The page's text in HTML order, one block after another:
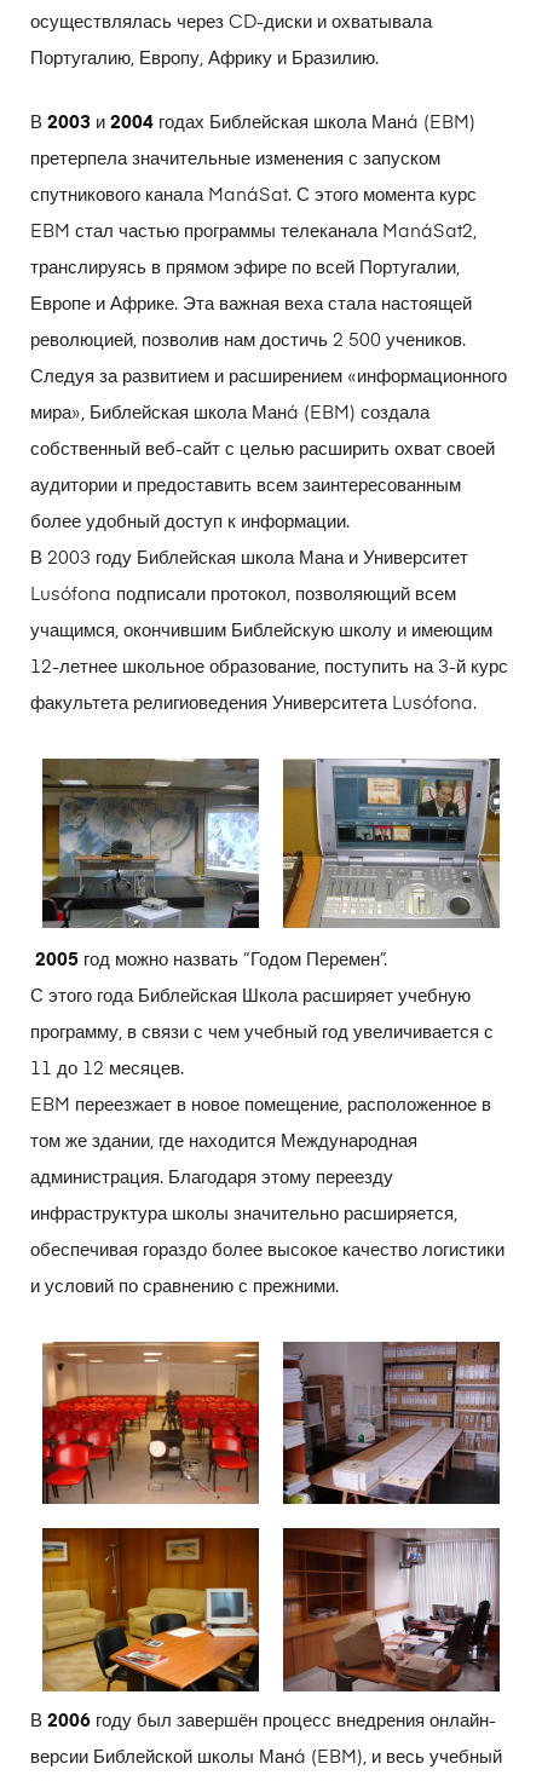
осуществлялась через CD-диски и охватывала
Португалию, Европу, Африку и Бразилию.
В 2003 и 2004 годах Библейская школа Манá (EBM)
претерпела значительные изменения с запуском
спутникового канала ManáSat. С этого момента курс
EBM стал частью программы телеканала ManáSat2,
транслируясь в прямом эфире по всей Португалии,
Европе и Африке. Эта важная веха стала настоящей
революцией, позволив нам достичь 2 500 учеников.
Следуя за развитием и расширением «информационного
мира», Библейская школа Манá (EBM) создала
собственный веб-сайт с целью расширить охват своей
аудитории и предоставить всем заинтересованным
более удобный доступ к информации.
В 2003 году Библейская школа Мана и Университет
Lusófona подписали протокол, позволяющий всем
учащимся, окончившим Библейскую школу и имеющим
12-летнее школьное образование, поступить на 3-й курс
факультета религиоведения Университета Lusófona.
2005 год можно назвать “Годом Перемен”.
С этого года Библейская Школа расширяет учебную
программу, в связи с чем учебный год увеличивается с
11 до 12 месяцев.
EBM переезжает в новое помещение, расположенное в
том же здании, где находится Международная
администрация. Благодаря этому переезду
инфраструктура школы значительно расширяется,
обеспечивая гораздо более высокое качество логистики
и условий по сравнению с прежними.
В 2006 году был завершён процесс внедрения онлайн-
версии Библейской школы Манá (EBM), и весь учебный